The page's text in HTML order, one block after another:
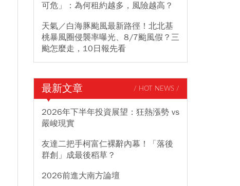
可危」：為何租約越多，風險越高？
天氣／白海豚颱風最新路徑！北北基
桃暴風圈侵襲率曝光、8/7颱風假？三
颱怎麼走，10日報先看
最新文章 / HOT NEWS /
2026年下半年投資展望：狂熱漲勢 vs
嚴峻現實
友達二把手柯富仁裸辭內幕！「落後
群創」成最後稻草？
2026前進大南方論壇